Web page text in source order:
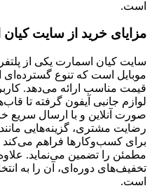
است.
مزایای خرید از سایت
سایت کیان اسمارت یکی از
موبایل است که تنوع گسترده‌ای
قیمت مناسب ارائه می‌دهد.
لوازم جانبی آیفون گرفته تا
صورت آنلاین و با ارسال سریع
رضایت مشتری، گزینه‌هایی
برای کسب‌وکارها فراهم می‌کند
مطمئن را تضمین می‌نماید. علاوه
تخفیف‌های دوره‌ای، آن را به
است.